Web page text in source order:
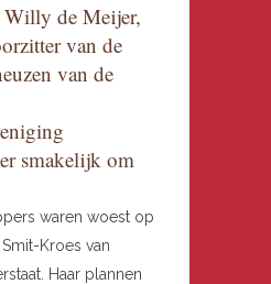
Willy de Meijer,
van de
van de
smakelijk om
waren woest op
Kroes van
Haar plannen